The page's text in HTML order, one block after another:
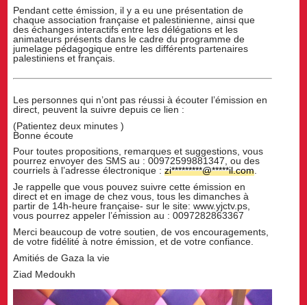
Pendant cette émission, il y a eu une présentation de
chaque association française et palestinienne, ainsi que
des échanges interactifs entre les délégations et les
animateurs présents dans le cadre du programme de
jumelage pédagogique entre les différents partenaires
palestiniens et français.
Les personnes qui n’ont pas réussi à écouter l’émission en
direct, peuvent la suivre depuis ce lien :
(Patientez deux minutes )
Bonne écoute
Pour toutes propositions, remarques et suggestions, vous
pourrez envoyer des SMS au : 00972599881347, ou des
courriels à l’adresse électronique :zi*********@*****il.com.
Je rappelle que vous pouvez suivre cette émission en
direct et en image de chez vous, tous les dimanches à
partir de 14h-heure française- sur le site: www.yjctv.ps,
vous pourrez appeler l’émission au : 0097282863367
Merci beaucoup de votre soutien, de vos encouragements,
de votre fidélité à notre émission, et de votre confiance.
Amitiés de Gaza la vie
Ziad Medoukh